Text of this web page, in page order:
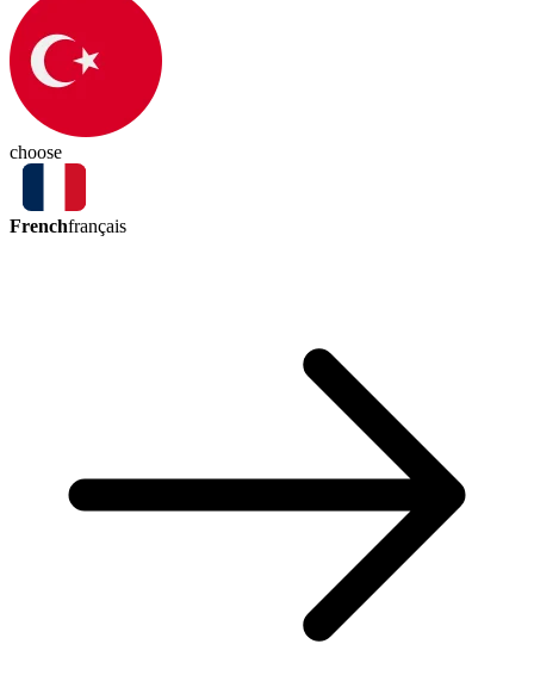
choose
Frenchfrançais